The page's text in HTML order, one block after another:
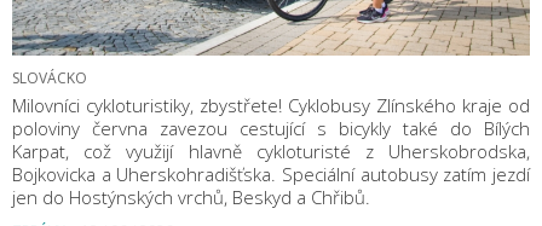
SLOVÁCKO
Milovníci cykloturistiky, zbystřete! Cyklobusy Zlínského kraje od
poloviny června zavezou cestující s bicykly také do Bílých
Karpat, což využijí hlavně cykloturisté z Uherskobrodska,
Bojkovicka a Uherskohradišťska. Speciální autobusy zatím jezdí
jen do Hostýnských vrchů, Beskyd a Chřibů.